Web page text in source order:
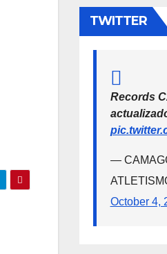
TWITTER
Records
—
October 4,